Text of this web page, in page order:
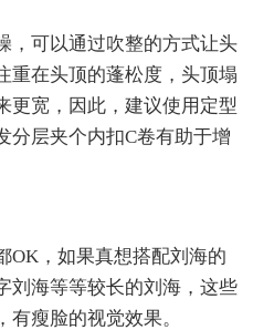
，可以通过吹整的方式让头
重在头顶的蓬松度，头顶塌
更宽，因此，建议使用定型
分层夹个内扣C卷有助于增
OK，如果真想搭配刘海的
刘海等等较长的刘海，这些
瘦脸的视觉效果。